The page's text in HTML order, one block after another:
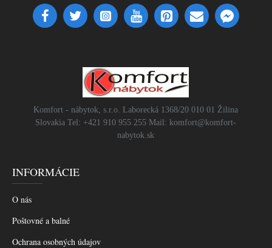
Komfort - nábytok, s.r.o. Laborecká 1368/20 010 01 Žilina
Slovakia Tel: +421 910 955 255 Mail: komfort@komfort-
nabytok.sk
INFORMÁCIE
O nás
Poštovné a balné
Ochrana osobných údajov